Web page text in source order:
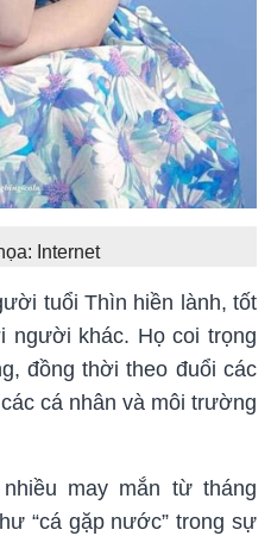
Internet
tuổi Thìn hiền lành, tốt
người khác. Họ coi trọng
đồng thời theo đuổi các
cá nhân và môi trường
may mắn từ tháng
“cá gặp nước” trong sự